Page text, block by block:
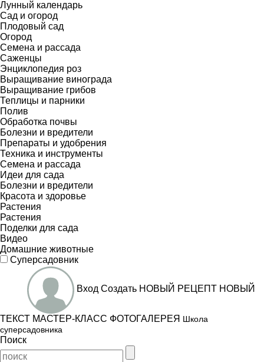
Лунный календарь
Сад и огород
Плодовый сад
Огород
Семена и рассада
Саженцы
Энциклопедия роз
Выращивание винограда
Выращивание грибов
Теплицы и парники
Полив
Обработка почвы
Болезни и вредители
Препараты и удобрения
Техника и инструменты
Семена и рассада
Идеи для сада
Болезни и вредители
Красота и здоровье
Растения
Растения
Поделки для сада
Видео
Домашние животные
Суперсадовник
Вход Создать НОВЫЙ РЕЦЕПТ НОВЫЙ
ТЕКСТ МАСТЕР-КЛАСС ФОТОГАЛЕРЕЯ Школа
суперсадовника
Поиск